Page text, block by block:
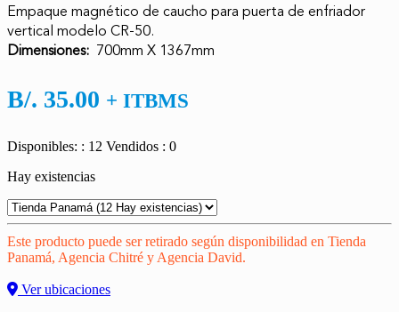
Empaque magnético de caucho para puerta de enfriador
vertical modelo CR-50.
Dimensiones: 700mm X 1367mm
B/. 35.00 + ITBMS
Disponibles: : 12 Vendidos : 0
Hay existencias
Este producto puede ser retirado según disponibilidad en Tienda
Panamá, Agencia Chitré y Agencia David.
Ver ubicaciones